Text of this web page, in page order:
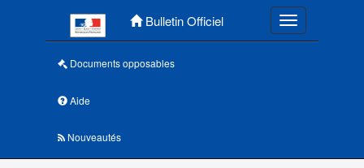
Bulletin Officiel Toggle
Documents opposables
Aide
Nouveautés